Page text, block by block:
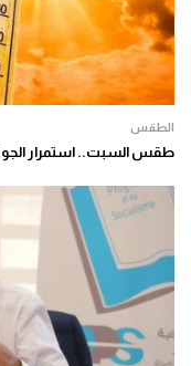
الطقس
طقس السبت.. استمرار الجو